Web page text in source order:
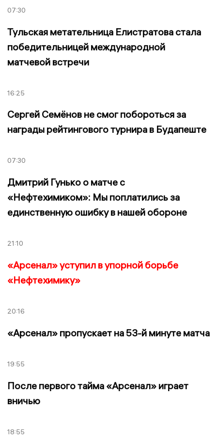
07:30
Тульская метательница Елистратова стала
победительницей международной
матчевой встречи
16:25
Сергей Семёнов не смог побороться за
награды рейтингового турнира в Будапеште
07:30
Дмитрий Гунько о матче с
«Нефтехимиком»: Мы поплатились за
единственную ошибку в нашей обороне
21:10
«Арсенал» уступил в упорной борьбе
«Нефтехимику»
20:16
«Арсенал» пропускает на 53-й минуте матча
19:55
После первого тайма «Арсенал» играет
вничью
18:55